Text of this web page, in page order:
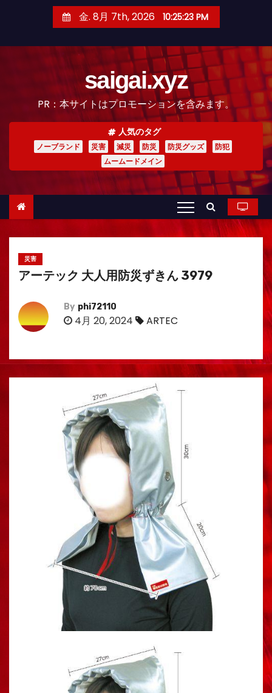
金. 8月 7th, 2026 10:25:25 PM
saigai.xyz
PR：本サイトはプロモーションを含みます。
人気のタグ
ノーブランド 災害 減災 防災 防災グッズ
防犯
ムームードメイン
災害
アーテック 大人用防災ずきん 3979
By phi72110
4月 20, 2024 ARTEC